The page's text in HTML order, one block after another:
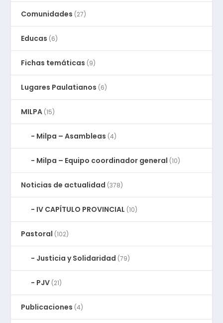
Comunidades (27)
Educas (6)
Fichas temáticas (9)
Lugares Paulatianos (6)
MILPA (15)
Milpa – Asambleas (4)
Milpa – Equipo coordinador general (10)
Noticias de actualidad (378)
IV CAPÍTULO PROVINCIAL (10)
Pastoral (102)
Justicia y Solidaridad (79)
PJV (21)
Publicaciones (4)